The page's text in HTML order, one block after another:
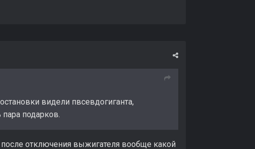
видели пвсевдогиганта,
подарков.
отключения выжигателя вообще какой